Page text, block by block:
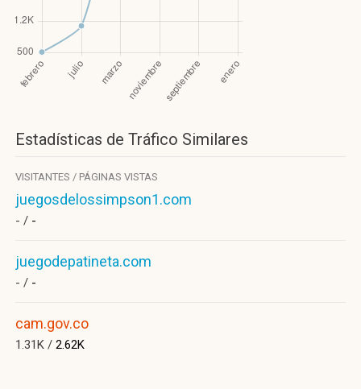
Estadísticas de Tráfico Similares
VISITANTES / PÁGINAS VISTAS
juegosdelossimpson1.com
- / -
juegodepatineta.com
- / -
cam.gov.co
1.31K / 2.62K